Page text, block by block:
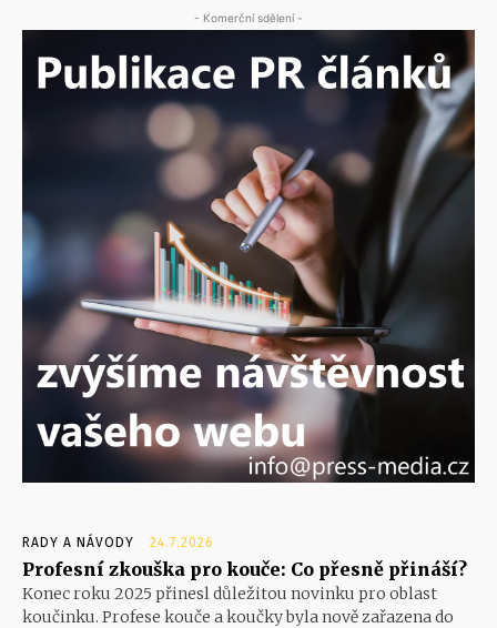
- Komerční sdělení -
RADY A NÁVODY 24.7.2026
Profesní zkouška pro kouče: Co přesně přináší?
Konec roku 2025 přinesl důležitou novinku pro oblast
koučinku. Profese kouče a koučky byla nově zařazena do